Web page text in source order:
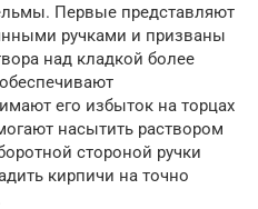
Первые представляют
ручками и призваны
над кладкой более
его избыток на торцах
насытить раствором
стороной ручки
кирпичи на точно